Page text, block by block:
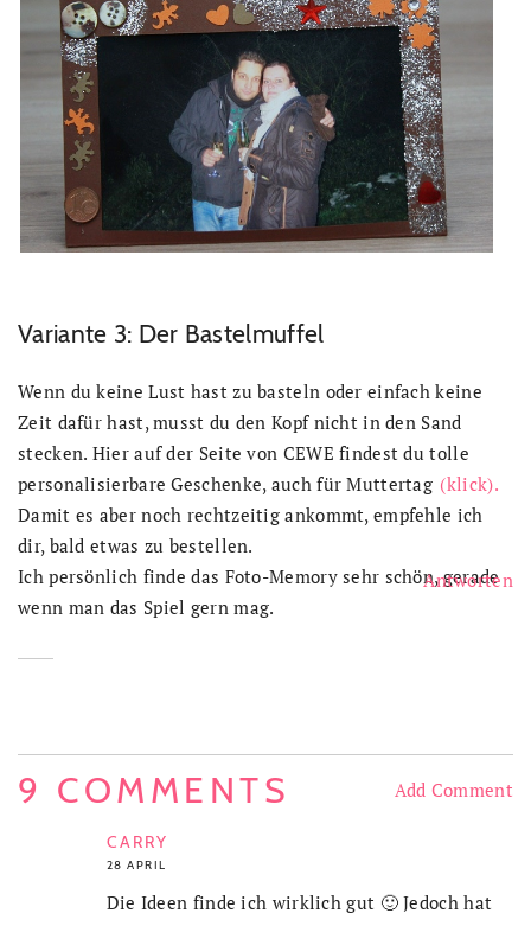
Variante 3: Der Bastelmuffel
Wenn du keine Lust hast zu basteln oder einfach keine
Zeit dafür hast, musst du den Kopf nicht in den Sand
stecken. Hier auf der Seite von CEWE findest du tolle
personalisierbare Geschenke, auch für Muttertag (klick).
Damit es aber noch rechtzeitig ankommt, empfehle ich
dir, bald etwas zu bestellen.
Ich persönlich finde das Foto-Memory sehr schön, gerade
wenn man das Spiel gern mag.
9 COMMENTS Add Comment
CARRY
28 APRIL
Antworten
Die Ideen finde ich wirklich gut 🙂 Jedoch hat